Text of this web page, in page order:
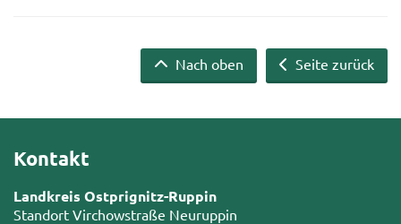
Seite zurück
Nach oben
Kontakt
Landkreis Ostprignitz-Ruppin
Standort Virchowstraße Neuruppin